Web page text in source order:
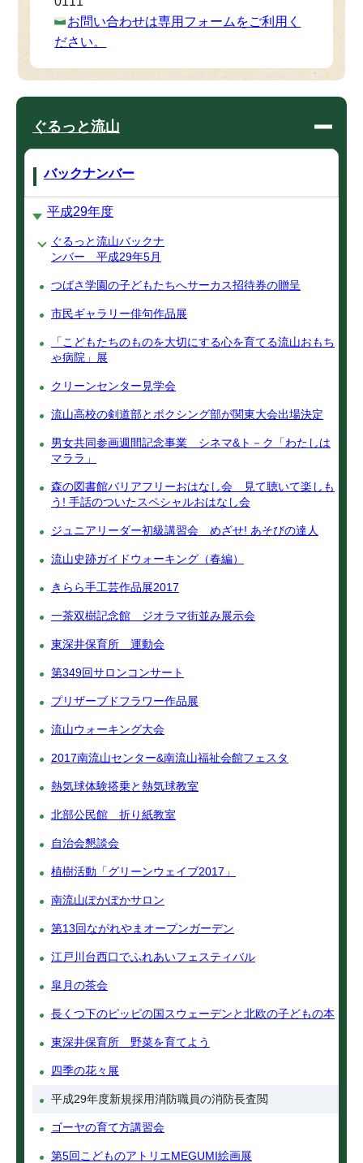
お問い合わせは専用フォームをご利用く
ださい。
ぐるっと流山
バックナンバー
平成29年度
ぐるっと流山バックナ
ンバー 平成29年5月
つばさ学園の子どもたちへサーカス招待券の贈呈
市民ギャラリー俳句作品展
「こどもたちのものを大切にする心を育てる流山おもち
ゃ病院」展
クリーンセンター見学会
流山高校の剣道部とボクシング部が関東大会出場決定
男女共同参画週間記念事業 シネマ&ト－ク「わたしは
マララ」
森の図書館バリアフリーおはなし会 見て聴いて楽しも
う! 手話のついたスペシャルおはなし会
ジュニアリーダー初級講習会 めざせ! あそびの達人
流山史跡ガイドウォーキング（春編）
きらら手工芸作品展2017
一茶双樹記念館 ジオラマ街並み展示会
東深井保育所 運動会
第349回サロンコンサート
プリザーブドフラワー作品展
流山ウォーキング大会
2017南流山センター&南流山福祉会館フェスタ
熱気球体験搭乗と熱気球教室
北部公民館 折り紙教室
自治会懇談会
植樹活動「グリーンウェイブ2017」
南流山ぽかぽかサロン
第13回ながれやまオープンガーデン
江戸川台西口でふれあいフェスティバル
皐月の茶会
長くつ下のピッピの国スウェーデンと北欧の子どもの本
東深井保育所 野菜を育てよう
四季の花々展
平成29年度新規採用消防職員の消防長査閲
ゴーヤの育て方講習会
第5回こどものアトリエMEGUMI絵画展